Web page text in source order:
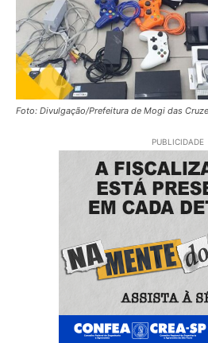
Foto: Divulgação/Prefeitura de Mogi das
PUBLICIDADE